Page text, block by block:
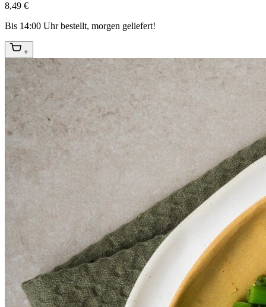
8,49 €
Bis 14:00 Uhr bestellt, morgen geliefert!
+